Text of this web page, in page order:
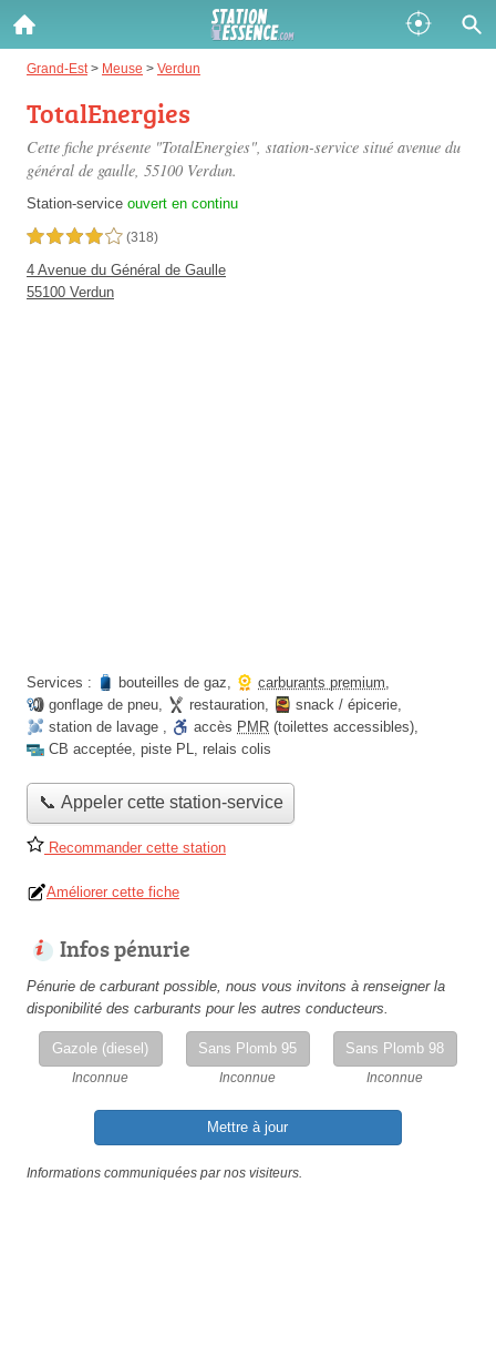
Grand-Est > Meuse > Verdun
TotalEnergies
Cette fiche présente "TotalEnergies", station-service situé avenue du
général de gaulle, 55100 Verdun.
Station-service ouvert en continu
4,0 étoiles sur 5 (318)
4 Avenue du Général de Gaulle
55100 Verdun
Services : bouteilles de gaz, carburants premium,
gonflage de pneu, restauration, snack / épicerie,
station de lavage , accès PMR (toilettes accessibles),
CB acceptée, piste PL, relais colis
📞 Appeler cette station-service
Recommander cette station
Améliorer cette fiche
Infos pénurie
Pénurie de carburant possible, nous vous invitons à renseigner la
disponibilité des carburants pour les autres conducteurs.
Gazole (diesel)
Inconnue
Sans Plomb 95
Inconnue
Sans Plomb 98
Inconnue
Mettre à jour
Informations communiquées par nos visiteurs.
Gazole :
Disponible
SP 98 :
Disponible
SP 95 :